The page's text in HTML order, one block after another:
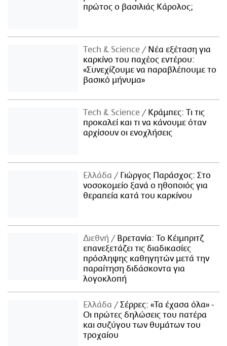
πρώτος ο βασιλιάς Κάρολος;
Τech & Science
Νέα εξέταση για
καρκίνο του παχέος εντέρου:
«Συνεχίζουμε να παραβλέπουμε το
βασικό μήνυμα»
Τech & Science
Κράμπες: Τι τις
προκαλεί και τι να κάνουμε όταν
αρχίσουν οι ενοχλήσεις
Ελλάδα
Γιώργος Παράσχος: Στο
νοσοκομείο ξανά ο ηθοποιός για
θεραπεία κατά του καρκίνου
Διεθνή
Βρετανία: Το Κέιμπριτζ
επανεξετάζει τις διαδικασίες
πρόσληψης καθηγητών μετά την
παραίτηση διδάσκοντα για
λογοκλοπή
Ελλάδα
Σέρρες: «Τα έχασα όλα» -
Οι πρώτες δηλώσεις του πατέρα
και συζύγου των θυμάτων του
τροχαίου